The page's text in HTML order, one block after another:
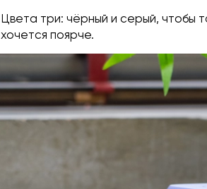
Цвета три: чёрный и серый, чтобы
хочется поярче.